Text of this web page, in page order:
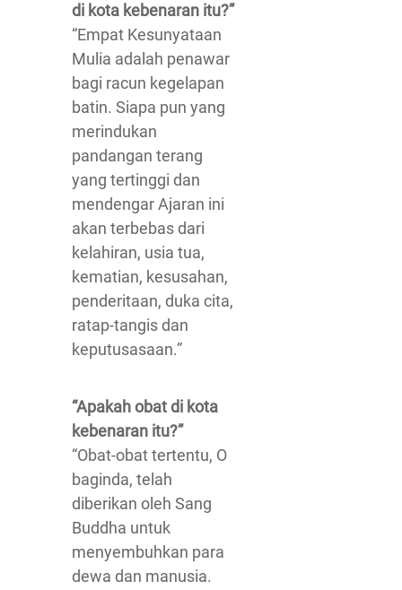
di kota kebenaran itu?”
“Empat Kesunyataan
Mulia adalah penawar
bagi racun kegelapan
batin. Siapa pun yang
merindukan
pandangan terang
yang tertinggi dan
mendengar Ajaran ini
akan terbebas dari
kelahiran, usia tua,
kematian, kesusahan,
penderitaan, duka cita,
ratap-tangis dan
keputusasaan.”
“Apakah obat di kota
kebenaran itu?”
“Obat-obat tertentu, O
baginda, telah
diberikan oleh Sang
Buddha untuk
menyembuhkan para
dewa dan manusia.